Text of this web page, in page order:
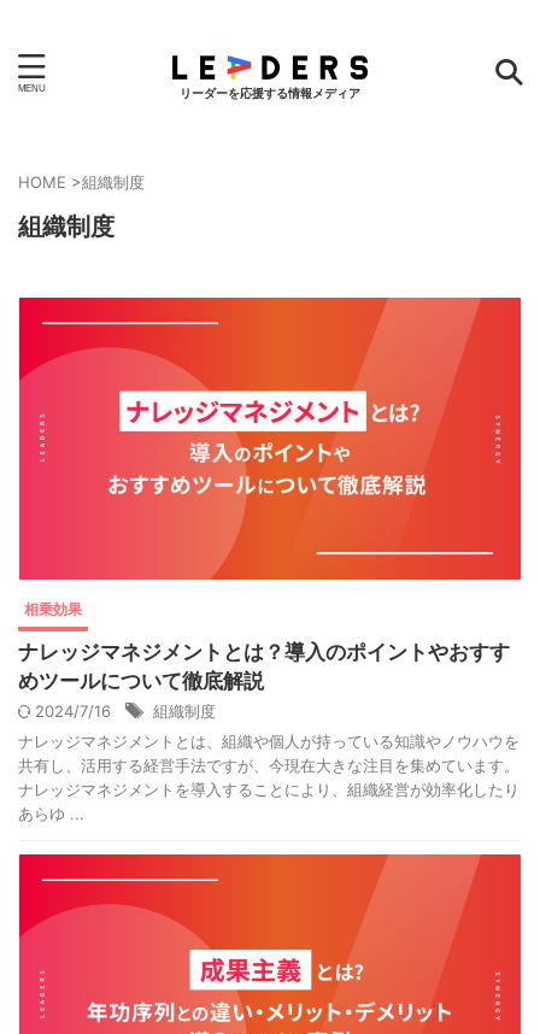
リーダーを応援する情報メディア
HOME >組織制度
組織制度
相乗効果
ナレッジマネジメントとは？導入のポイントやおすす
めツールについて徹底解説
2024/7/16
組織制度
ナレッジマネジメントとは、組織や個人が持っている知識やノウハウを
共有し、活用する経営手法ですが、今現在大きな注目を集めています。
ナレッジマネジメントを導入することにより、組織経営が効率化したり
あらゆ ...